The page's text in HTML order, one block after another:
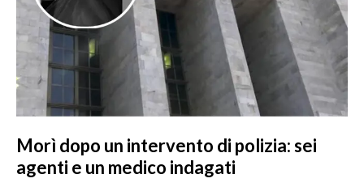
Morì dopo un intervento di polizia: sei
agenti e un medico indagati